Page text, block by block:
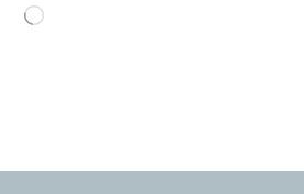
Laddar